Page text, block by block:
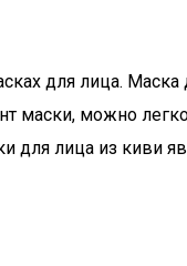
для лица. Маска
маски, можно
лица из киви